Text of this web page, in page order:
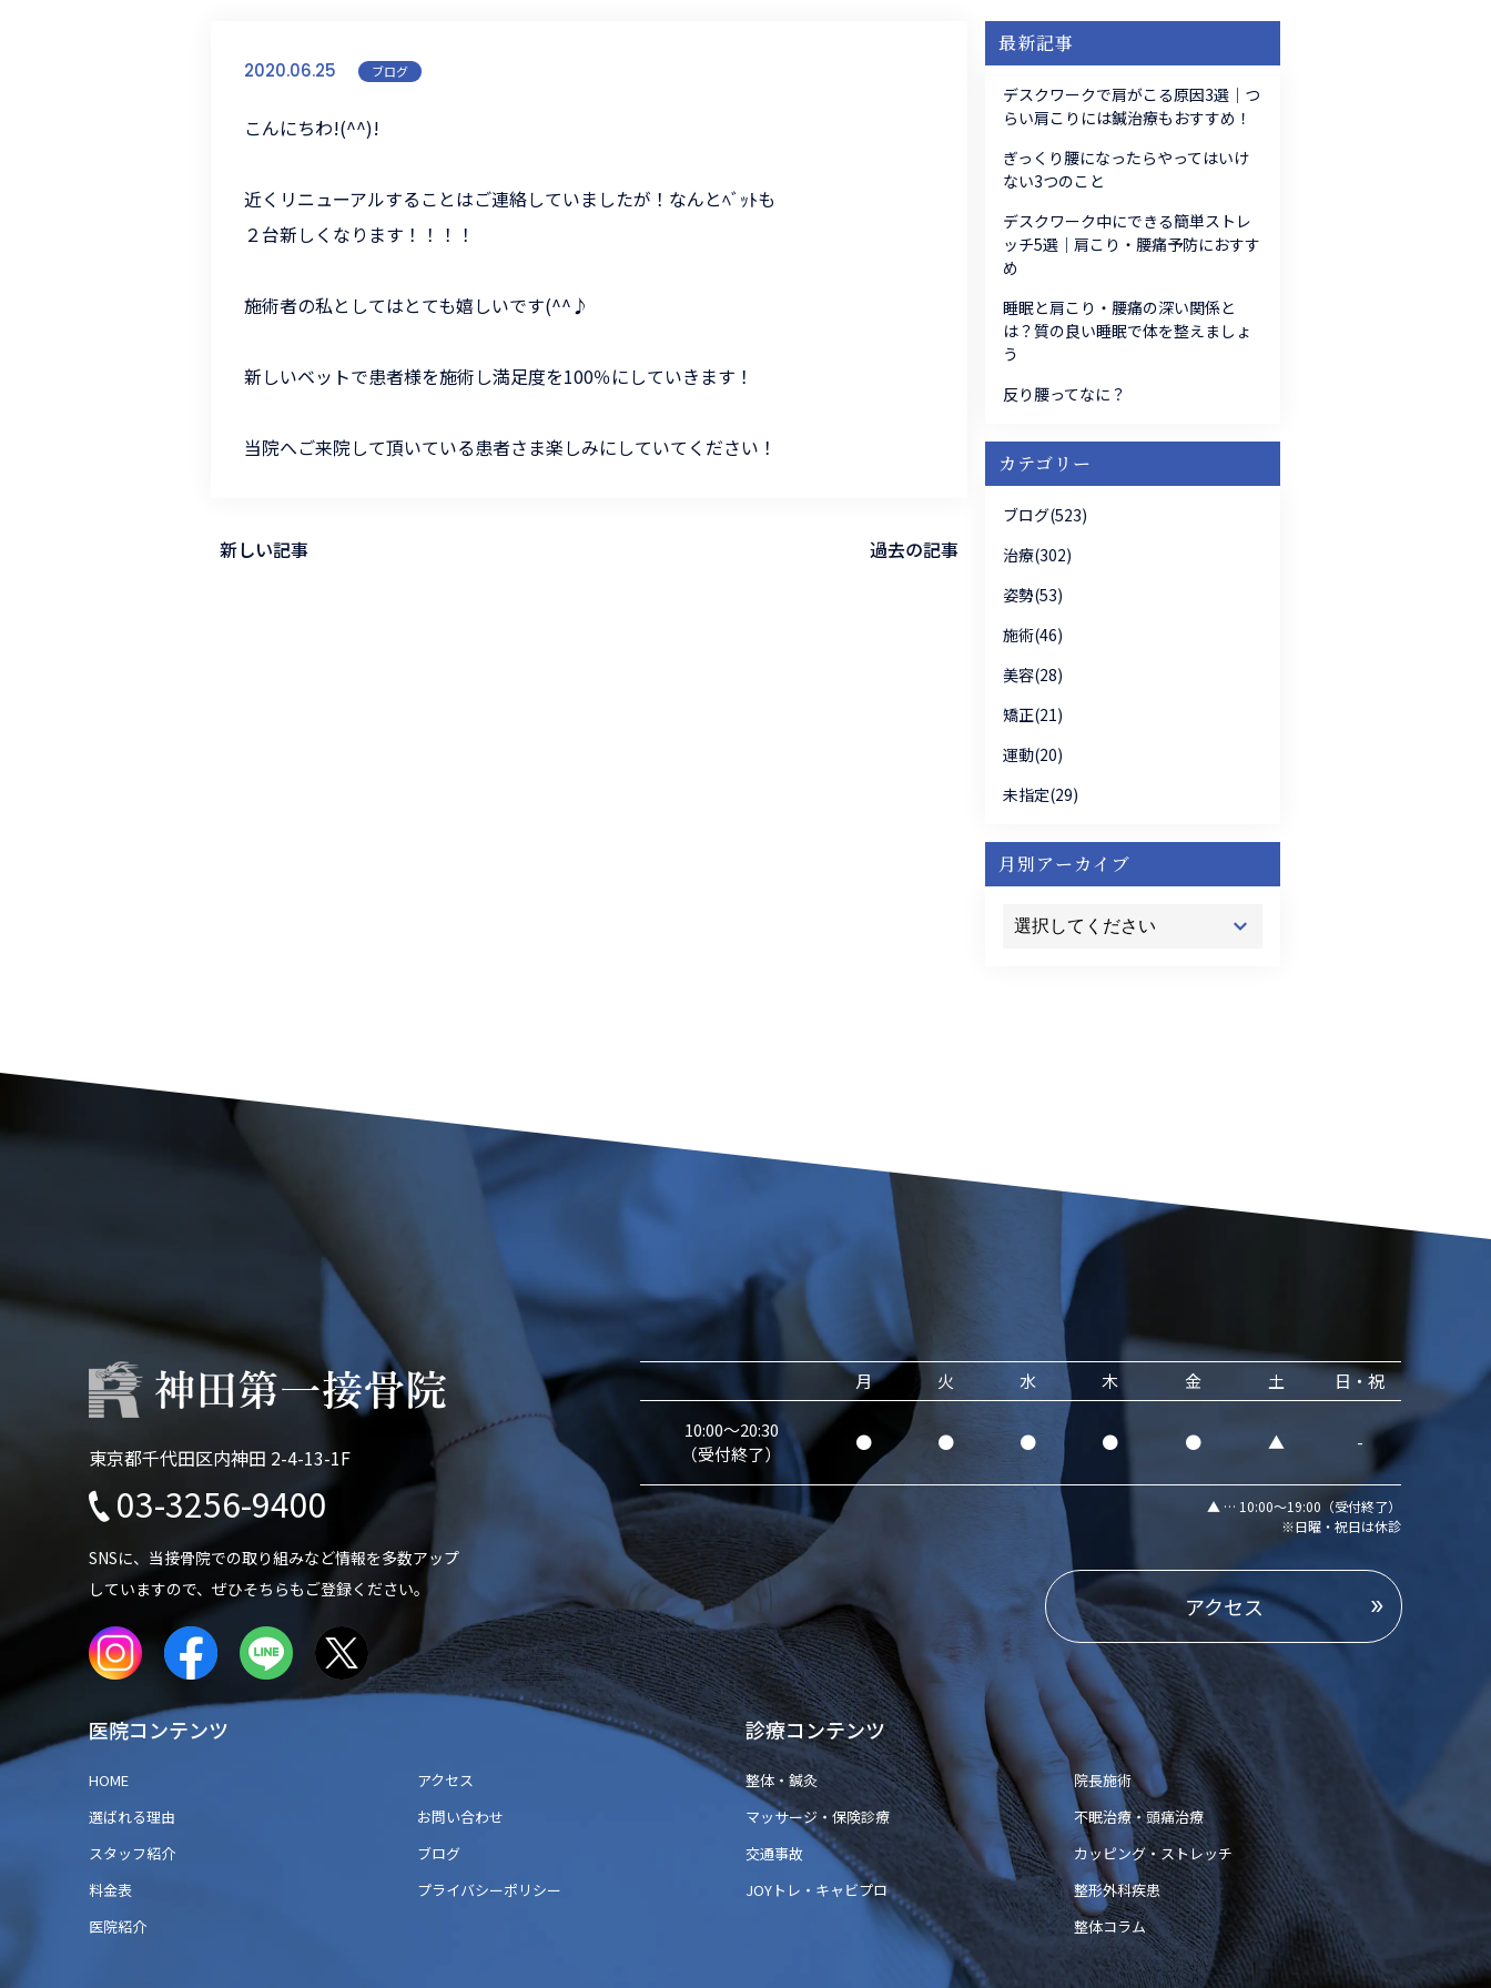
2020.06.25 ブログ
こんにちわ!(^^)!
近くリニューアルすることはご連絡していましたが！なんとﾍﾞｯﾄも
２台新しくなります！！！！
施術者の私としてはとても嬉しいです(^^♪
新しいベットで患者様を施術し満足度を100％にしていきます！
当院へご来院して頂いている患者さま楽しみにしていてください！
新しい記事 過去の記事
最新記事
デスクワークで肩がこる原因3選｜つ
らい肩こりには鍼治療もおすすめ！
ぎっくり腰になったらやってはいけ
ない3つのこと
デスクワーク中にできる簡単ストレ
ッチ5選｜肩こり・腰痛予防におすす
め
睡眠と肩こり・腰痛の深い関係と
は？質の良い睡眠で体を整えましょ
う
反り腰ってなに？
カテゴリー
ブログ(523)
治療(302)
姿勢(53)
施術(46)
美容(28)
矯正(21)
運動(20)
未指定(29)
月別アーカイブ
東京都千代田区内神田 2-4-13-1F
03-3256-9400
SNSに、当接骨院での取り組みなど情報を多数アップ
していますので、 ぜひそちらもご登録ください。
月 火 水 木 金 土 日・祝
10:00～20:30
（受付終了）
● ● ● ● ● ▲ -
▲ … 10:00～19:00（受付終了）
※日曜・祝日は休診
アクセス
医院コンテンツ
HOME
選ばれる理由
スタッフ紹介
料金表
医院紹介
アクセス
お問い合わせ
ブログ
プライバシーポリシー
診療コンテンツ
整体・鍼灸
マッサージ・保険診療
交通事故
JOYトレ・キャビプロ
院長施術
不眠治療・頭痛治療
カッピング・ストレッチ
整形外科疾患
整体コラム